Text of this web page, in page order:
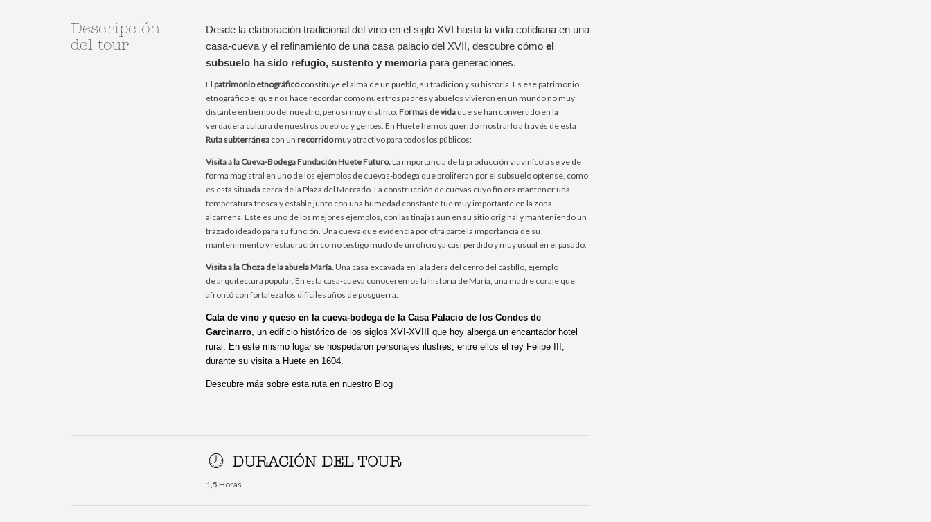
Descripción
del tour
Desde la elaboración tradicional del vino en el siglo XVI hasta la vida cotidiana en una
casa-cueva y el refinamiento de una casa palacio del XVII, descubre cómo el
subsuelo ha sido refugio, sustento y memoriapara generaciones.
El patrimonio etnográficoconstituye el alma de un pueblo, su tradición y su historia. Es ese patrimonio
etnográfico el que nos hace recordar como nuestros padres y abuelos vivieron en un mundo no muy
distante en tiempo del nuestro, pero si muy distinto. Formas de vida que se han convertido en la
verdadera cultura de nuestros pueblos y gentes. En Huete hemos querido mostrarlo a través de esta
Ruta subterránea con un recorridomuy atractivo para todos los públicos:
Visita a la Cueva-Bodega Fundación Huete Futuro.La importancia de la producción vitivinícola se ve de
forma magistral en uno de los ejemplos de cuevas-bodega que proliferan por el subsuelo optense, como
es esta situada cerca de la Plaza del Mercado. La construcción de cuevas cuyo fin era mantener una
temperatura fresca y estable junto con una humedad constante fue muy importante en la zona
alcarreña. Este es uno de los mejores ejemplos, con las tinajas aun en su sitio original y manteniendo un
trazado ideado para su función. Una cueva que evidencia por otra parte la importancia de su
mantenimiento y restauración como testigo mudo de un oficio ya casi perdido y muy usual en el pasado.
Visita a la Choza de la abuela María.Una casa excavada en la ladera del cerro del castillo, ejemplo
de arquitectura popular. En esta casa-cueva conoceremos la historia de María, una madre coraje que
afrontó con fortaleza los difíciles años de posguerra.
Cata de vino y queso en la cueva-bodega de la Casa Palacio de los Condes de
Garcinarro, un edificio histórico de los siglos XVI-XVIII que hoy alberga un encantador hotel
rural. En este mismo lugar se hospedaron personajes ilustres, entre ellos el rey Felipe III,
durante su visita a Huete en 1604.
Descubre más sobre esta ruta en nuestro Blog
DURACIÓN DEL TOUR
1,5 Horas